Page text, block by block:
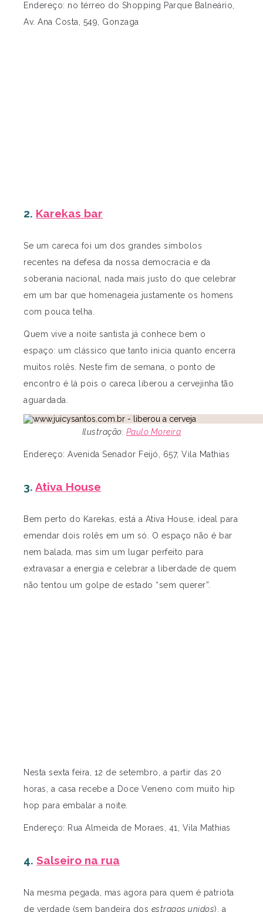
Endereço: no térreo do Shopping Parque Balneário,
Av. Ana Costa, 549, Gonzaga
2. Karekas bar
Se um careca foi um dos grandes símbolos
recentes na defesa da nossa democracia e da
soberania nacional, nada mais justo do que celebrar
em um bar que homenageia justamente os homens
com pouca telha.
Quem vive a noite santista já conhece bem o
espaço: um clássico que tanto inicia quanto encerra
muitos rolês. Neste fim de semana, o ponto de
encontro é lá pois o careca liberou a cervejinha tão
aguardada.
Ilustração: Paulo Moreira
Endereço: Avenida Senador Feijó, 657, Vila Mathias
3. Ativa House
Bem perto do Karekas, está a Ativa House, ideal para
emendar dois rolês em um só. O espaço não é bar
nem balada, mas sim um lugar perfeito para
extravasar a energia e celebrar a liberdade de quem
não tentou um golpe de estado “sem querer”.
Nesta sexta feira, 12 de setembro, a partir das 20
horas, a casa recebe a Doce Veneno com muito hip
hop para embalar a noite.
Endereço: Rua Almeida de Moraes, 41, Vila Mathias
4. Salseiro na rua
Na mesma pegada, mas agora para quem é patriota
de verdade (sem bandeira dos estragos unidos), a